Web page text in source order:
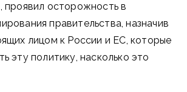
проявил осторожность в
правительства, назначив
лицом к России и ЕС, которые
эту политику, насколько это